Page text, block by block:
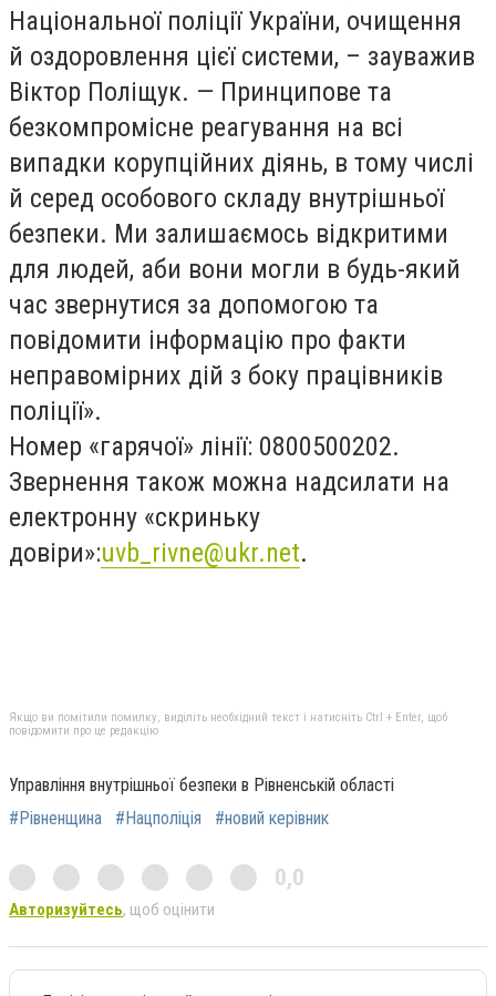
Національної поліції України, очищення
й оздоровлення цієї системи, – зауважив
Віктор Поліщук. — Принципове та
безкомпромісне реагування на всі
випадки корупційних діянь, в тому числі
й серед особового складу внутрішньої
безпеки. Ми залишаємось відкритими
для людей, аби вони могли в будь-який
час звернутися за допомогою та
повідомити інформацію про факти
неправомірних дій з боку працівників
поліції».
Номер «гарячої» лінії: 0800500202.
Звернення також можна надсилати на
електронну «скриньку
довіри»:uvb_rivne@ukr.net.
Якщо ви помітили помилку, виділіть необхідний текст і натисніть Ctrl + Enter, щоб
повідомити про це редакцію
Управління внутрішньої безпеки в Рівненській області
#Рівненщина
#Нацполіція #новий керівник
0,0
Авторизуйтесь, щоб оцінити